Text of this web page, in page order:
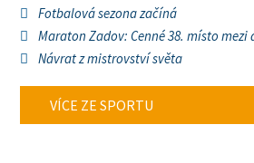
Fotbalová sezona začíná
Maraton Zadov: Cenné 38. místo
Návrat z mistrovství světa
VÍCE ZE SPORTU